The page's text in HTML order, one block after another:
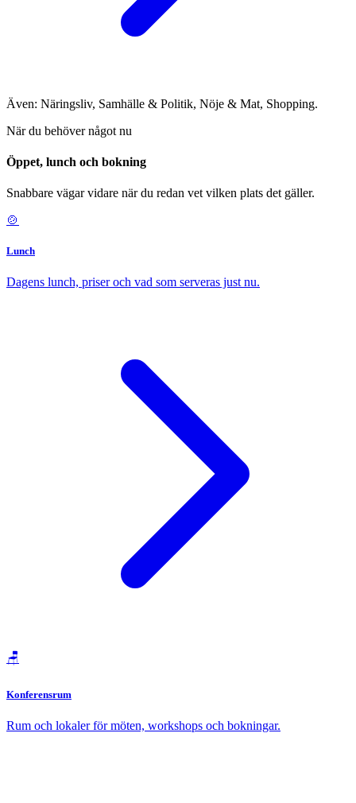
Även: Näringsliv, Samhälle & Politik, Nöje & Mat, Shopping.
När du behöver något nu
Öppet, lunch och bokning
Snabbare vägar vidare när du redan vet vilken plats det gäller.
🍲
Lunch
Dagens lunch, priser och vad som serveras just nu.
🪑
Konferensrum
Rum och lokaler för möten, workshops och bokningar.